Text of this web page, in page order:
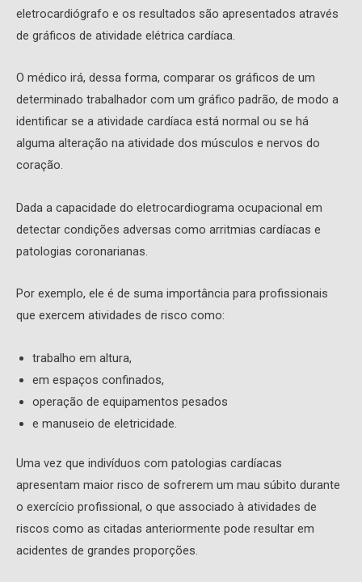
eletrocardiógrafo e os resultados são apresentados através
de gráficos de atividade elétrica cardíaca.
O médico irá, dessa forma, comparar os gráficos de um
determinado trabalhador com um gráfico padrão, de modo a
identificar se a atividade cardíaca está normal ou se há
alguma alteração na atividade dos músculos e nervos do
coração.
Dada a capacidade do eletrocardiograma ocupacional em
detectar condições adversas como arritmias cardíacas e
patologias coronarianas.
Por exemplo, ele é de suma importância para profissionais
que exercem atividades de risco como:
trabalho em altura,
em espaços confinados,
operação de equipamentos pesados
e manuseio de eletricidade.
Uma vez que indivíduos com patologias cardíacas
apresentam maior risco de sofrerem um mau súbito durante
o exercício profissional, o que associado à atividades de
riscos como as citadas anteriormente pode resultar em
acidentes de grandes proporções.